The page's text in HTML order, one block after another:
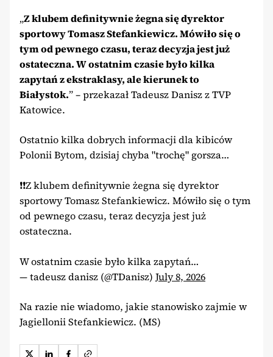
„Z klubem definitywnie żegna się dyrektor
sportowy Tomasz Stefankiewicz. Mówiło się o
tym od pewnego czasu, teraz decyzja jest już
ostateczna. W ostatnim czasie było kilka
zapytań z ekstraklasy, ale kierunek to
Białystok.” – przekazał Tadeusz Danisz z TVP
Katowice.
Ostatnio kilka dobrych informacji dla kibiców
Polonii Bytom, dzisiaj chyba "trochę" gorsza…
❗❗Z klubem definitywnie żegna się dyrektor
sportowy Tomasz Stefankiewicz. Mówiło się o tym
od pewnego czasu, teraz decyzja jest już
ostateczna.
W ostatnim czasie było kilka zapytań…
— tadeusz danisz (@TDanisz) July 8, 2026
Na razie nie wiadomo, jakie stanowisko zajmie w
Jagiellonii Stefankiewicz. (MS)